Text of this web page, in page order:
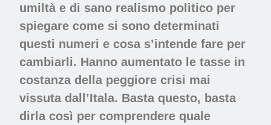
umiltà e di sano realismo politico per
spiegare come si sono determinati
questi numeri e cosa s’intende fare per
cambiarli. Hanno aumentato le tasse in
costanza della peggiore crisi mai
vissuta dall’Itala. Basta questo, basta
dirla così per comprendere quale